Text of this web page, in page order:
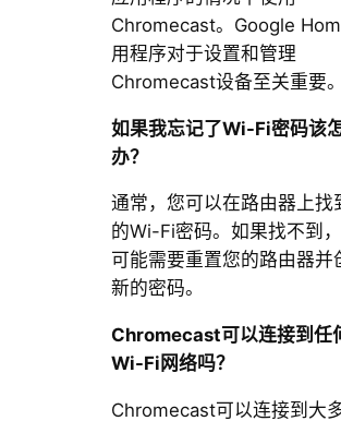
Chromecast。Google
用程序对于设置和管理
Chromecast设备至关重要。
如果我忘记了Wi-Fi密码该
办？
通常，您可以在路由器上找
的Wi-Fi密码。如果找不到
可能需要重置您的路由器并
新的密码。
Chromecast可以连接到任
Wi-Fi网络吗？
Chromecast可以连接到大